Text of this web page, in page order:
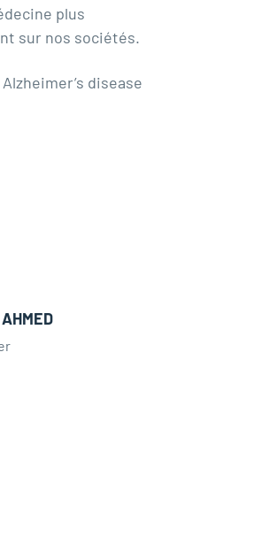
plus
sur nos sociétés.
disease